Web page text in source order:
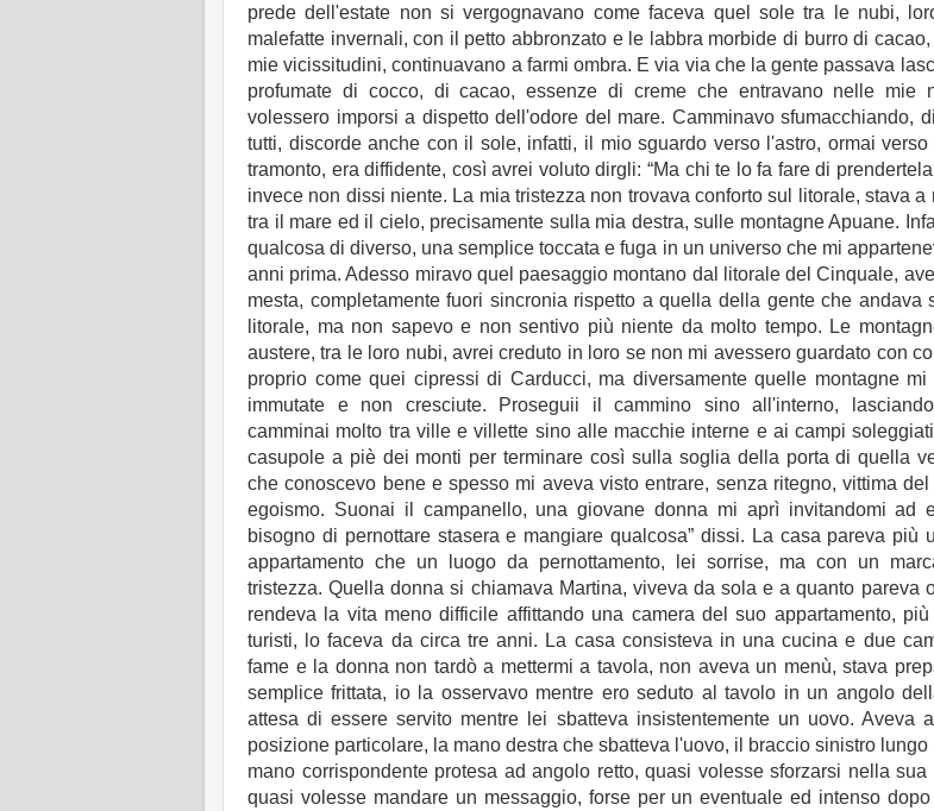
prede dell'estate non si vergognavano come faceva quel sole tra le nubi,
malefatte invernali, con il petto abbronzato e le labbra morbide di burro di
mie vicissitudini, continuavano a farmi ombra. E via via che la gente passava
profumate di cocco, di cacao, essenze di creme che entravano nelle mie
volessero imporsi a dispetto dell'odore del mare. Camminavo sfumacchiando,
tutti, discorde anche con il sole, infatti, il mio sguardo verso l'astro, ormai verso
tramonto, era diffidente, così avrei voluto dirgli: “Ma chi te lo fa fare di prendertela
invece non dissi niente. La mia tristezza non trovava conforto sul litorale, stava a
tra il mare ed il cielo, precisamente sulla mia destra, sulle montagne Apuane.
qualcosa di diverso, una semplice toccata e fuga in un universo che mi
anni prima. Adesso miravo quel paesaggio montano dal litorale del Cinquale,
mesta, completamente fuori sincronia rispetto a quella della gente che andava
litorale, ma non sapevo e non sentivo più niente da molto tempo. Le
austere, tra le loro nubi, avrei creduto in loro se non mi avessero guardato con
proprio come quei cipressi di Carducci, ma diversamente quelle montagne mi
immutate e non cresciute. Proseguii il cammino sino all'interno,
camminai molto tra ville e villette sino alle macchie interne e ai campi
casupole a piè dei monti per terminare così sulla soglia della porta di quella
che conoscevo bene e spesso mi aveva visto entrare, senza ritegno, vittima
egoismo. Suonai il campanello, una giovane donna mi aprì invitandomi ad
bisogno di pernottare stasera e mangiare qualcosa” dissi. La casa pareva più
appartamento che un luogo da pernottamento, lei sorrise, ma con un
tristezza. Quella donna si chiamava Martina, viveva da sola e a quanto pareva
rendeva la vita meno difficile affittando una camera del suo appartamento,
turisti, lo faceva da circa tre anni. La casa consisteva in una cucina e due
fame e la donna non tardò a mettermi a tavola, non aveva un menù, stava
semplice frittata, io la osservavo mentre ero seduto al tavolo in un angolo
attesa di essere servito mentre lei sbatteva insistentemente un uovo. Aveva
posizione particolare, la mano destra che sbatteva l'uovo, il braccio sinistro lungo
mano corrispondente protesa ad angolo retto, quasi volesse sforzarsi nella sua
quasi volesse mandare un messaggio, forse per un eventuale ed intenso dopo